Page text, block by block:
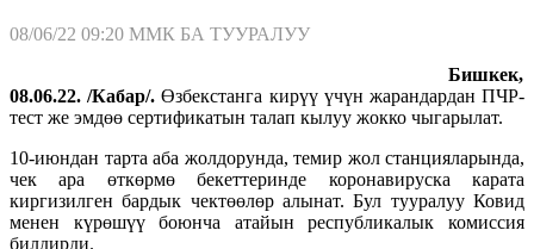
08/06/22 09:20 ММК БА ТУУРАЛУУ
Бишкек,
08.06.22. /Кабар/.Өзбекстанга кирүү үчүн жарандардан ПЧР-
тест же эмдөө сертификатын талап кылуу жокко чыгарылат.
10-июндан тарта аба жолдорунда, темир жол станцияларында,
чек ара өткөрмө бекеттеринде коронавируска карата
киргизилген бардык чектөөлөр алынат. Бул тууралуу Ковид
менен күрөшүү боюнча атайын республикалык комиссия
билдирди.